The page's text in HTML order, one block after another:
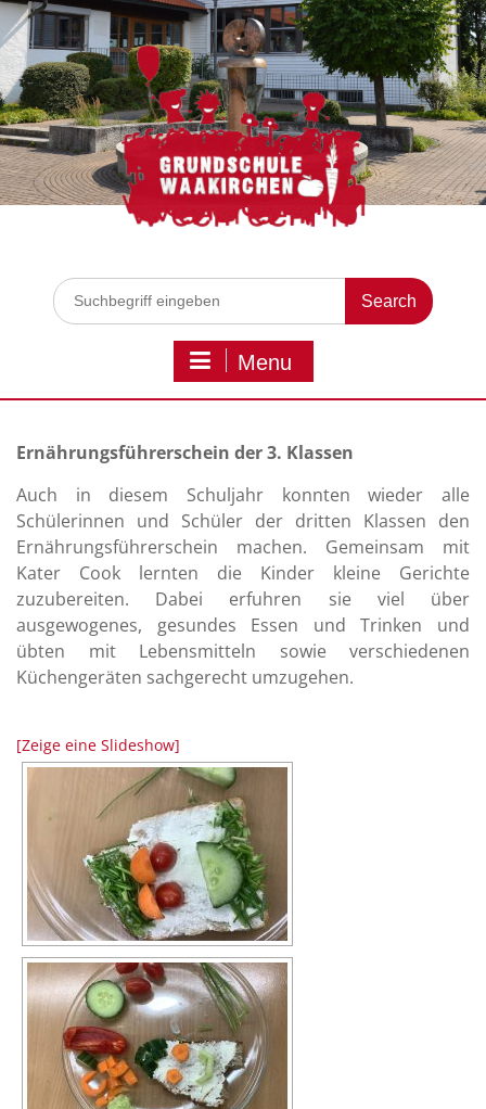
Skip
to
content
Search
for:
Menu
Ernährungsführerschein der 3. Klassen
Auch in diesem Schuljahr konnten wieder alle
Schülerinnen und Schüler der dritten Klassen den
Ernährungsführerschein machen. Gemeinsam mit
Kater Cook lernten die Kinder kleine Gerichte
zuzubereiten. Dabei erfuhren sie viel über
ausgewogenes, gesundes Essen und Trinken und
übten mit Lebensmitteln sowie verschiedenen
Küchengeräten sachgerecht umzugehen.
[Zeige eine Slideshow]